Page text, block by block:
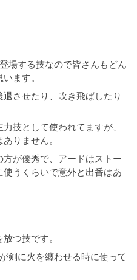
場する技なので皆さんもどん
ます。
させたり、吹き飛ばしたり
技として使われてますが、
りません。
が優秀で、アードはストー
うくらいで意外と出番はあ
つ技です。
剣に火を纏わせる時に使って